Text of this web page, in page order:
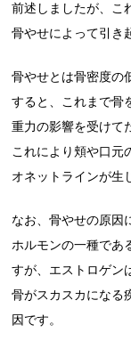
前述しましたが、こ
骨やせによって引き
骨やせとは骨密度の
すると、これまで骨
重力の影響を受けて
これにより頬や口元
オネットラインが生
なお、骨やせの原因
ホルモンの一種であ
すが、エストロゲン
骨がスカスカになる
因です。